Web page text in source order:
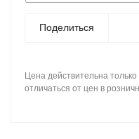
Поделиться
Цена действительна
отличаться от цен в